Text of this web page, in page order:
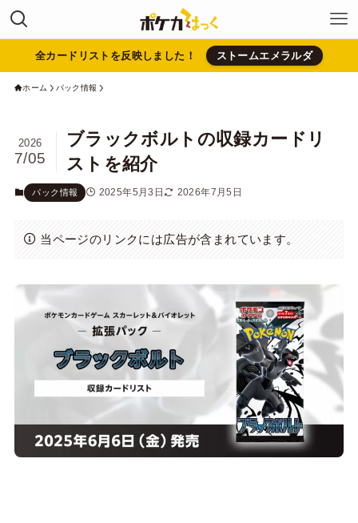
全カードリストを反映しました！ ストームエメラルダ
ホーム パック情報
ブラックボルトの収録カードリ
ストを紹介
2026
7/05
パック情報 2025年5月3日 2026年7月5日
当ページのリンクには広告が含まれています。